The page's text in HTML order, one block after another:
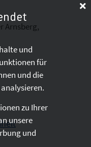
Arnsberg,
und
für
und die
zu Ihrer
unsere
und